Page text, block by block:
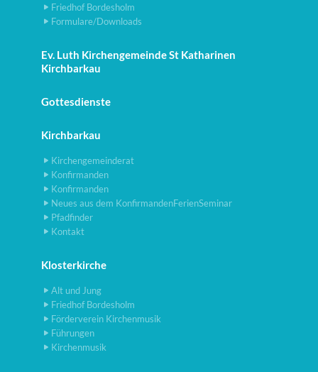
Friedhof Bordesholm
Formulare/Downloads
Ev. Luth Kirchengemeinde St Katharinen
Kirchbarkau
Gottesdienste
Kirchbarkau
Kirchengemeinderat
Konfirmanden
Konfirmanden
Neues aus dem KonfirmandenFerienSeminar
Pfadfinder
Kontakt
Klosterkirche
Alt und Jung
Friedhof Bordesholm
Förderverein Kirchenmusik
Führungen
Kirchenmusik